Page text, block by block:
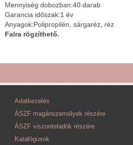
Mennyiség dobozban:40 darab
Garancia időszak:1 év
Anyagok:Polipropilén, sárgaréz, réz
Falra rögzíthető.
Adatkezelés
ÁSZF magánszemélyek részére
ÁSZF viszonteladók részére
Katalógusok